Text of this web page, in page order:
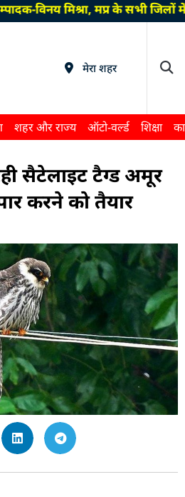
विनय मिश्रा, मप्र के सभी
मेरा शहर
शहर और राज्य ऑटो-वर्ल्ड शिक्षा
सैटेलाइट टैग्ड अमूर
करने को तैयार